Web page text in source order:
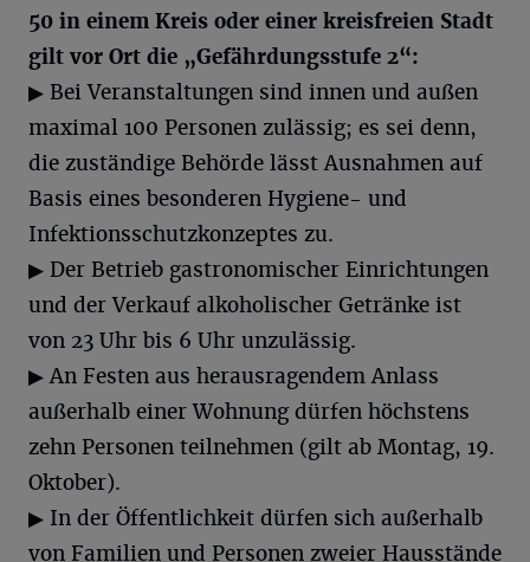
50 in einem Kreis oder einer kreisfreien Stadt
gilt vor Ort die „Gefährdungsstufe 2“:
▶ Bei Veranstaltungen sind innen und außen
maximal 100 Personen zulässig; es sei denn,
die zuständige Behörde lässt Ausnahmen auf
Basis eines besonderen Hygiene- und
Infektionsschutzkonzeptes zu.
▶ Der Betrieb gastronomischer Einrichtungen
und der Verkauf alkoholischer Getränke ist
von 23 Uhr bis 6 Uhr unzulässig.
▶ An Festen aus herausragendem Anlass
außerhalb einer Wohnung dürfen höchstens
zehn Personen teilnehmen (gilt ab Montag, 19.
Oktober).
▶ In der Öffentlichkeit dürfen sich außerhalb
von Familien und Personen zweier Hausstände